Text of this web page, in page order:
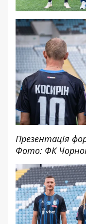
Презентація
Фото: ФК